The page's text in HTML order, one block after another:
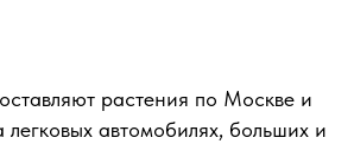
растения по Москве и
автомобилях, больших и